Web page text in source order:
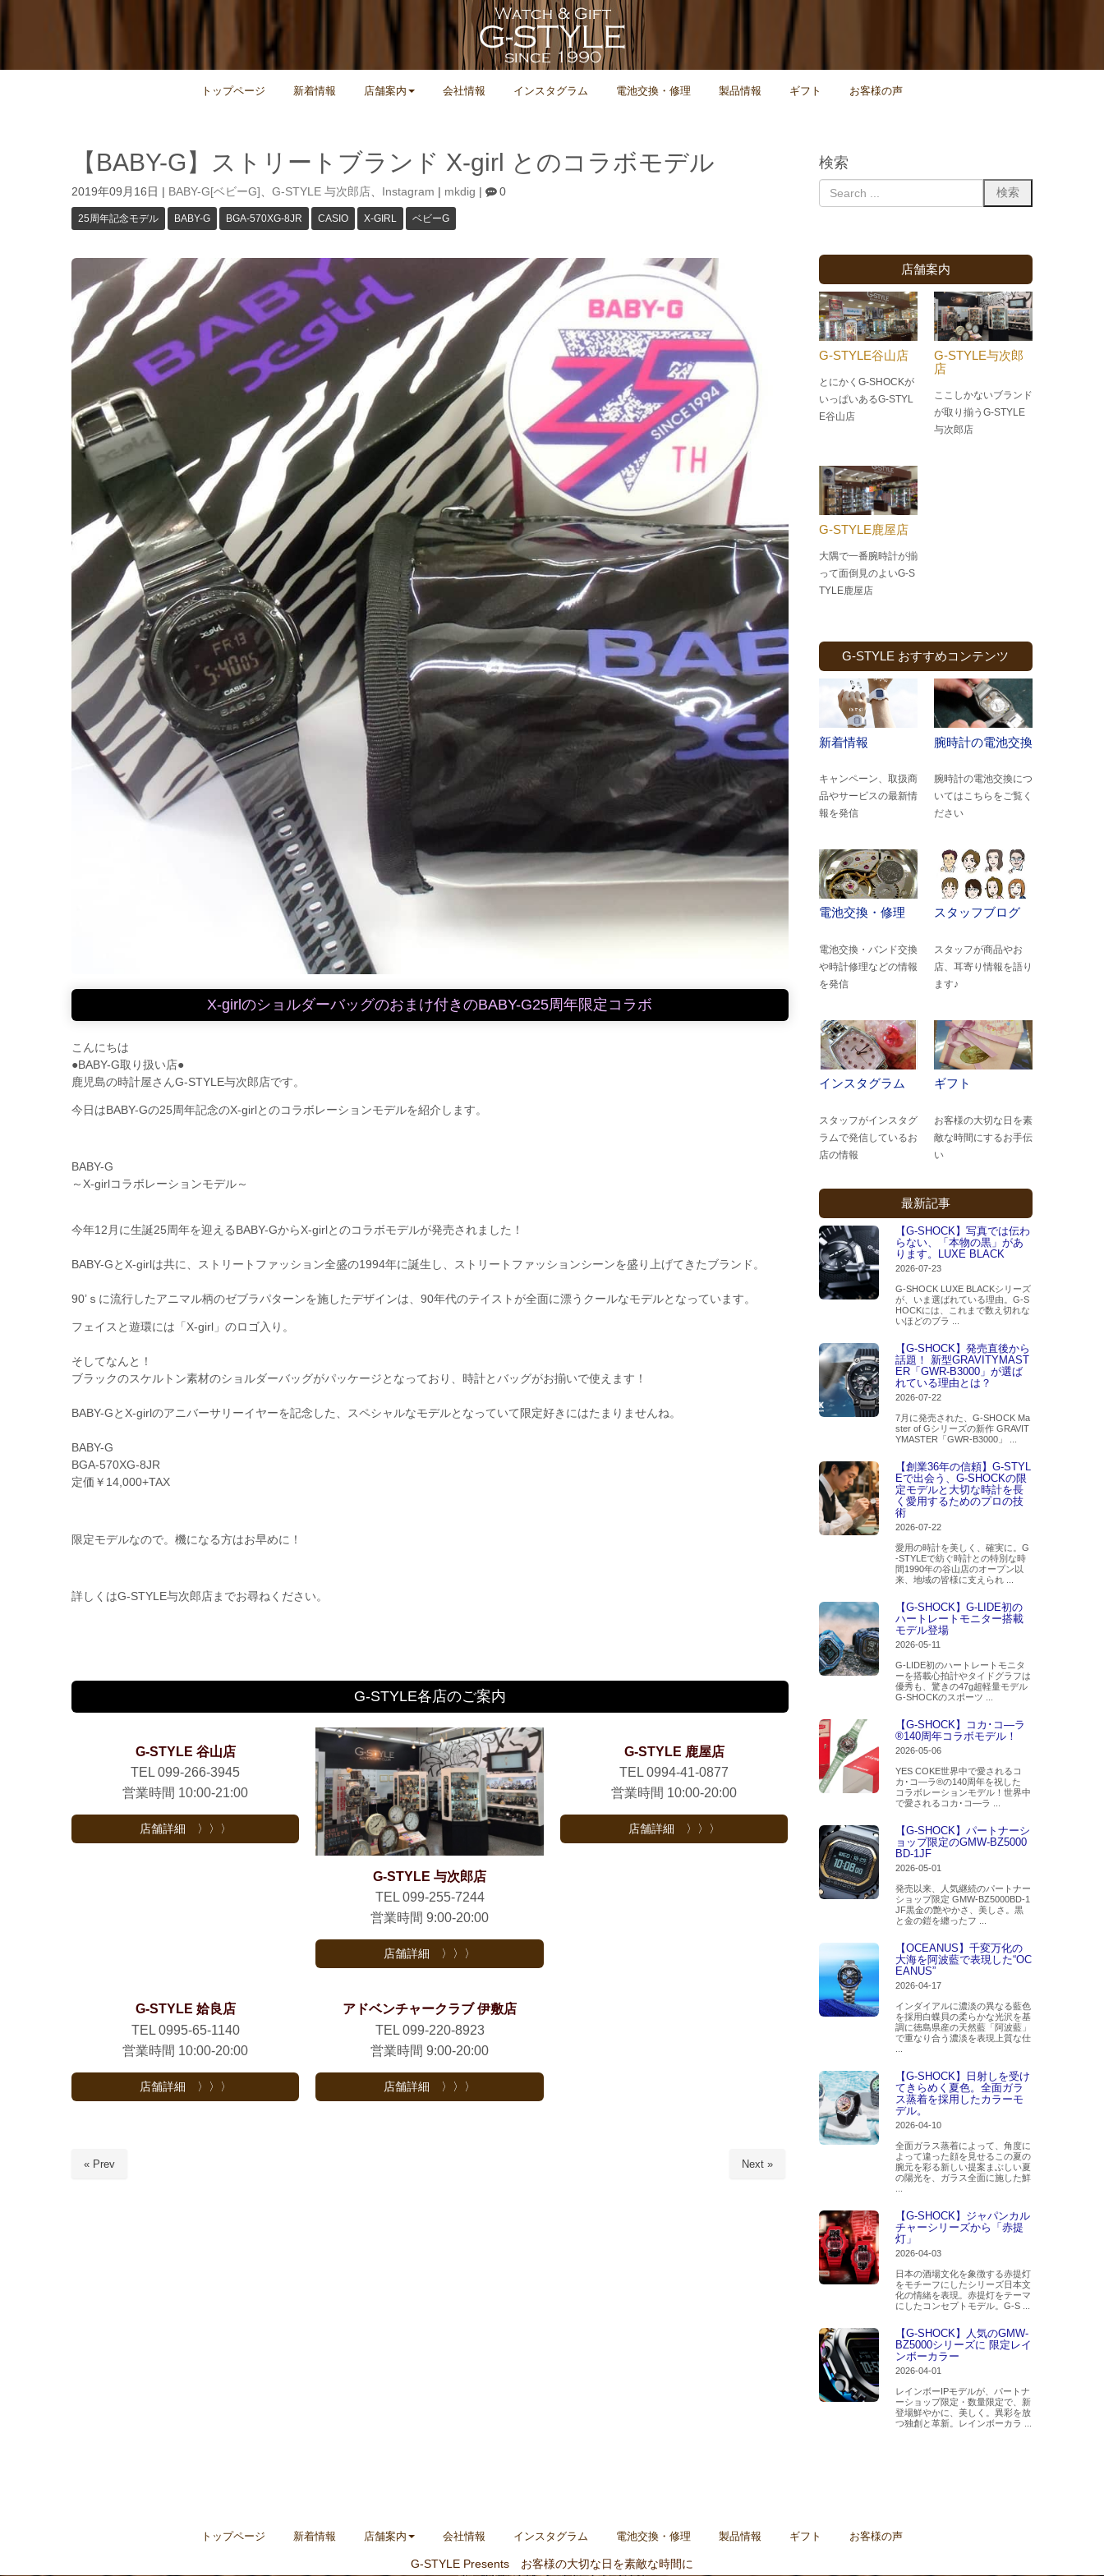
トップページ 新着情報 店舗案内 会社情報 インスタグラム 電池交換・修理 製品情報 ギフト お客様の声
【BABY-G】ストリートブランド X-girl とのコラボモデル
2019年09月16日 BABY-G[ベビーG] 、 G-STYLE 与次郎店、 Instagram mkdig 0
25周年記念モデル BABY-G BGA-570XG-8JR CASIO X-GIRL ベビーG
X-girlのショルダーバッグのおまけ付きのBABY-G25周年限定コラボ
こんにちは
●BABY-G取り扱い店●
鹿児島の時計屋さんG-STYLE与次郎店です。
今日はBABY-Gの25周年記念のX-girlとのコラボレーションモデルを紹介します。
BABY-G
～X-girlコラボレーションモデル～
今年12月に生誕25周年を迎えるBABY-GからX-girlとのコラボモデルが発売されました！
BABY-GとX-girlは共に、ストリートファッション全盛の1994年に誕生し、ストリートファッションシーンを盛り上げてきたブランド。
90’ｓに流行したアニマル柄のゼブラパターンを施したデザインは、90年代のテイストが全面に漂うクールなモデルとなっています。
フェイスと遊環には「X-girl」のロゴ入り。
そしてなんと！
ブラックのスケルトン素材のショルダーバッグがパッケージとなっており、時計とバッグがお揃いで使えます！
BABY-GとX-girlのアニバーサリーイヤーを記念した、スペシャルなモデルとなっていて限定好きにはたまりませんね。
BABY-G
BGA-570XG-8JR
定価￥14,000+TAX
限定モデルなので。機になる方はお早めに！
詳しくはG-STYLE与次郎店までお尋ねください。
G-STYLE各店のご案内
G-STYLE 谷山店
TEL 099-266-3945
営業時間 10:00-21:00
店舗詳細 〉〉〉
G-STYLE 与次郎店
TEL 099-255-7244
営業時間 9:00-20:00
店舗詳細 〉〉〉
G-STYLE 鹿屋店
TEL 0994-41-0877
営業時間 10:00-20:00
店舗詳細 〉〉〉
G-STYLE 姶良店
TEL 0995-65-1140
営業時間 10:00-20:00
店舗詳細 〉〉〉
アドベンチャークラブ 伊敷店
TEL 099-220-8923
営業時間 9:00-20:00
店舗詳細 〉〉〉
« Prev Next »
検索
店舗案内
G-STYLE谷山店
とにかくG-SHOCKが
いっぱいあるG-STYL
E谷山店
G-STYLE与次郎
店
ここしかないブランド
が取り揃うG-STYLE
与次郎店
G-STYLE鹿屋店
大隅で一番腕時計が揃
って面倒見のよいG-S
TYLE鹿屋店
G-STYLE おすすめコンテンツ
新着情報
キャンペーン、取扱商
品やサービスの最新情
報を発信
腕時計の電池交換
腕時計の電池交換につ
いてはこちらをご覧く
ださい
電池交換・修理
電池交換・バンド交換
や時計修理などの情報
を発信
スタッフブログ
スタッフが商品やお
店、耳寄り情報を語り
ます♪
インスタグラム
スタッフがインスタグ
ラムで発信しているお
店の情報
ギフト
お客様の大切な日を素
敵な時間にするお手伝
い
最新記事
【G-SHOCK】写真では伝わ
らない、「本物の黒」があ
ります。LUXE BLACK
2026-07-23
G-SHOCK LUXE BLACKシリーズ
が、いま選ばれている理由。G-S
HOCKには、これまで数え切れな
いほどのブラ ...
【G-SHOCK】発売直後から
話題！ 新型GRAVITYMAST
ER「GWR-B3000」が選ば
れている理由とは？
2026-07-22
7月に発売された、G-SHOCK Ma
ster of Gシリーズの新作 GRAVIT
YMASTER「GWR-B3000」 ...
【創業36年の信頼】G-STYL
Eで出会う、G-SHOCKの限
定モデルと大切な時計を長
く愛用するためのプロの技
術
2026-07-22
愛用の時計を美しく、確実に。G
-STYLEで紡ぐ時計との特別な時
間1990年の谷山店のオープン以
来、地域の皆様に支えられ ...
【G-SHOCK】G-LIDE初の
ハートレートモニター搭載
モデル登場
2026-05-11
G-LIDE初のハートレートモニタ
ーを搭載心拍計やタイドグラフは
優秀も、驚きの47g超軽量モデル
G-SHOCKのスポーツ ...
【G-SHOCK】コカ･コ―ラ
®140周年コラボモデル！
2026-05-06
YES COKE世界中で愛されるコ
カ･コ―ラ®の140周年を祝した
コラボレーションモデル！世界中
で愛されるコカ･コ―ラ ...
【G-SHOCK】パートナーシ
ョップ限定のGMW-BZ5000
BD-1JF
2026-05-01
発売以来、人気継続のパートナー
ショップ限定 GMW-BZ5000BD-1
JF黒金の艶やかさ、美しさ。黒
と金の鎧を纏ったフ ...
【OCEANUS】千変万化の
大海を阿波藍で表現した“OC
EANUS”
2026-04-17
インダイアルに濃淡の異なる藍色
を採用白蝶貝の柔らかな光沢を基
調に徳島県産の天然藍「阿波藍」
で重なり合う濃淡を表現上質な仕
【G-SHOCK】日射しを受け
てきらめく夏色。全面ガラ
ス蒸着を採用したカラーモ
デル。
2026-04-10
全面ガラス蒸着によって、角度に
よって違った顔を見せるこの夏の
腕元を彩る新しい提案まぶしい夏
の陽光を、ガラス全面に施した鮮
【G-SHOCK】ジャパンカル
チャーシリーズから「赤提
灯」
2026-04-03
日本の酒場文化を象徴する赤提灯
をモチーフにしたシリーズ日本文
化の情緒を表現。赤提灯をテーマ
にしたコンセプトモデル。G-S ...
【G-SHOCK】人気のGMW-
BZ5000シリーズに 限定レイ
ンボーカラー
2026-04-01
レインボーIPモデルが、パートナ
ーショップ限定・数量限定で、新
登場鮮やかに、美しく。異彩を放
つ独創と革新。レインボーカラ ...
トップページ 新着情報 店舗案内 会社情報 インスタグラム 電池交換・修理 製品情報 ギフト お客様の声
G-STYLE Presents お客様の大切な日を素敵な時間に